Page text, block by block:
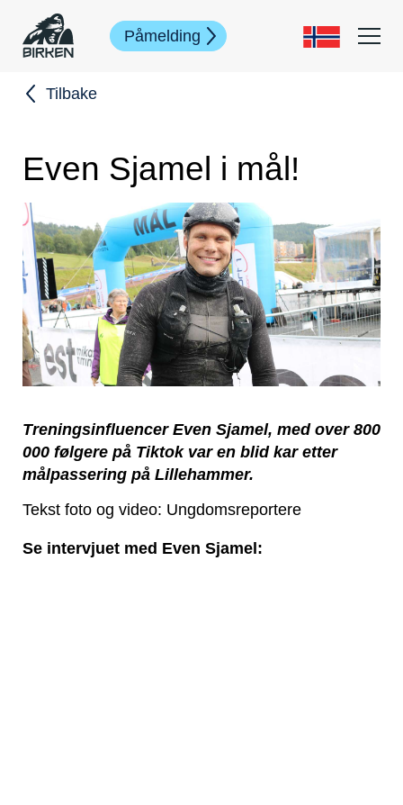
Påmelding
Tilbake
Even Sjamel i mål!
Treningsinfluencer Even Sjamel, med over 800
000 følgere på Tiktok var en blid kar etter
målpassering på Lillehammer.
Tekst foto og video: Ungdomsreportere
Se intervjuet med Even Sjamel: